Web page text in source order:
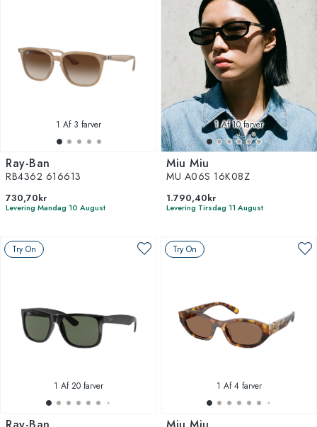
1 Af 3 farver
Ray-Ban
RB4362 616613
730,70kr
Levering Mandag 10 August
1Af 10 farver
Miu Miu
MU A06S 16K08Z
1.790,40kr
Levering Tirsdag 11 August
Try On
1 Af 20 farver
Try On
1 Af 4 farver